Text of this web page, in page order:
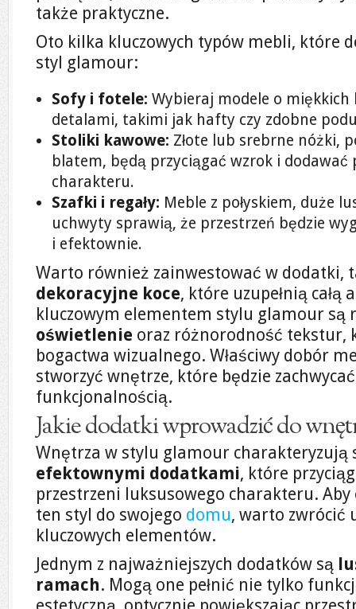
także praktyczne.
Oto kilka kluczowych typów mebli, które
styl glamour:
Sofy i fotele: Wybieraj modele o
detalami, takimi jak hafty czy zdobne
Stoliki kawowe: Złote lub srebrne nóżki,
blatem, będą przyciągać wzrok i dodawać
charakteru.
Szafki i regały: Meble z połyskiem, duże
uchwyty sprawią, że przestrzeń będzie
i efektownie.
Warto również zainwestować w dodatki,
dekoracyjne koce, które uzupełnią
kluczowym elementem stylu glamour są
oświetlenie oraz różnorodność tekstur,
bogactwa wizualnego. Właściwy dobór
stworzyć wnętrze, które będzie
funkcjonalnością.
Jakie dodatki wprowadzić do
Wnętrza w stylu glamour charakteryzują
efektownymi dodatkami, które
przestrzeni luksusowego charakteru.
ten styl do swojego domu, warto zwrócić
kluczowych elementów.
Jednym z najważniejszych dodatków są
ramach. Mogą one pełnić nie tylko